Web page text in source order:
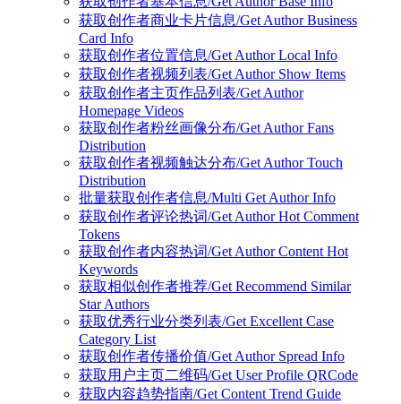
获取创作者商业卡片信息/Get Author Business
Card Info
获取创作者位置信息/Get Author Local Info
获取创作者视频列表/Get Author Show Items
获取创作者主页作品列表/Get Author
Homepage Videos
获取创作者粉丝画像分布/Get Author Fans
Distribution
获取创作者视频触达分布/Get Author Touch
Distribution
批量获取创作者信息/Multi Get Author Info
获取创作者评论热词/Get Author Hot Comment
Tokens
获取创作者内容热词/Get Author Content Hot
Keywords
获取相似创作者推荐/Get Recommend Similar
Star Authors
获取优秀行业分类列表/Get Excellent Case
Category List
获取创作者传播价值/Get Author Spread Info
获取用户主页二维码/Get User Profile QRCode
获取内容趋势指南/Get Content Trend Guide